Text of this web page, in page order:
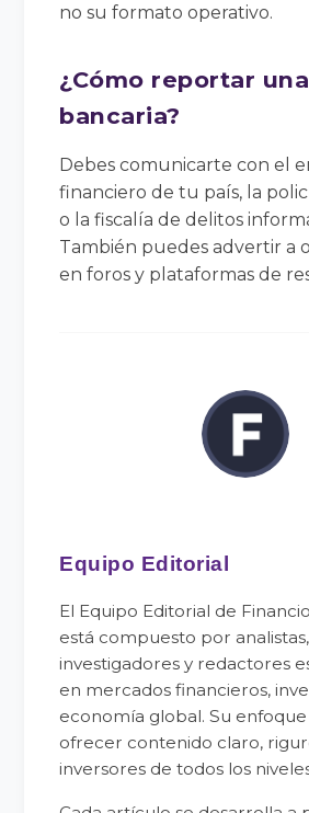
no su formato operativo.
¿Cómo reportar
bancaria?
Debes comunicarte con el
financiero de tu país, la
o la fiscalía de delitos
También puedes advertir a
en foros y plataformas de
Equipo Editorial
El Equipo Editorial de
está compuesto por analistas,
investigadores y redactores
en mercados financieros,
economía global. Su
ofrecer contenido claro,
inversores de todos los